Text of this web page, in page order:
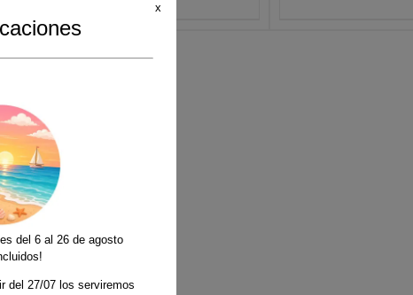
del 6 al 26 de agosto
del 27/07 los serviremos
x